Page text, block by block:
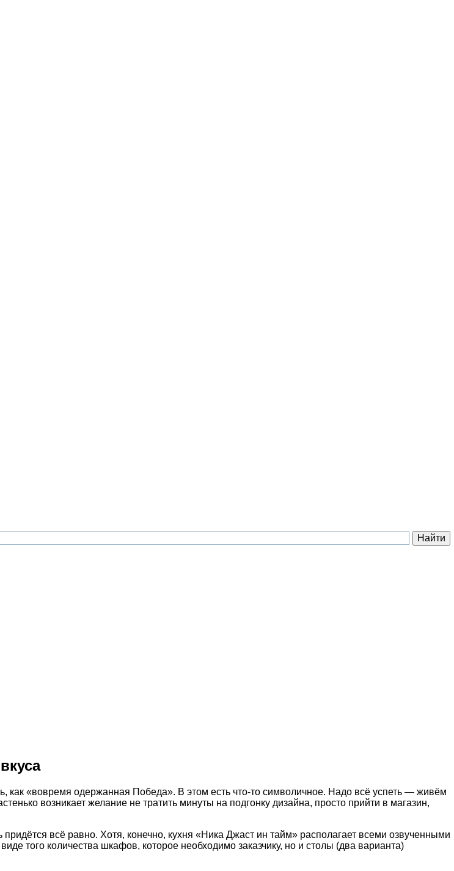
как «вовремя одержанная Победа». В этом есть что-то символичное. Надо всё успеть — живём
возникает желание не тратить минуты на подгонку дизайна, просто прийти в магазин,
всё равно. Хотя, конечно, кухня «Ника Джаст ин тайм» располагает всеми озвученными
того количества шкафов, которое необходимо заказчику, но и столы (два варианта)